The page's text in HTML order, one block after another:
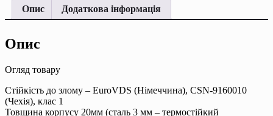
Опис Додаткова інформація
Опис
Огляд товару
Стійкість до злому – EuroVDS (Німеччина), CSN-9160010
(Чехія), клас 1
Товщина корпусу 20мм (сталь 3 мм – термостійкий